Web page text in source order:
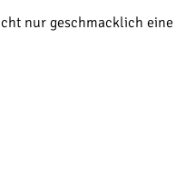
nur geschmacklich eine